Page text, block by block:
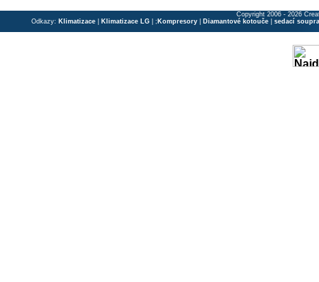
Copyright 2006 - 2026
Odkazy: Klimatizace Klimatizace LG | ; Kompresory Diamantové kotouče sedací